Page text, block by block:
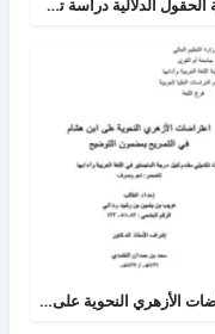
نظرية الحقول الدلالية دراسة تطبيقية في المخصص لإبن سيده
اعتراضات الأزهري النحوية على ابن هشام في التصريح بمضمون التوضيح